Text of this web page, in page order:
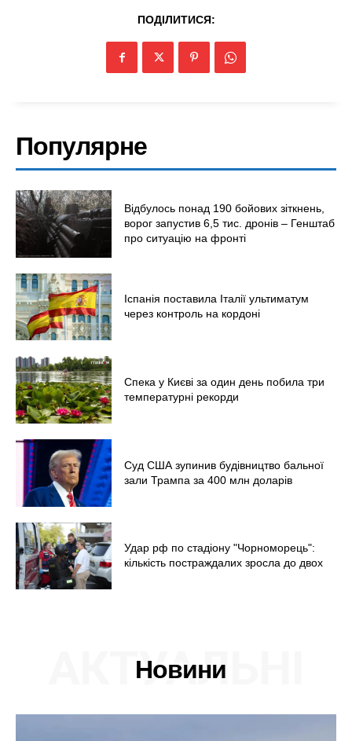
Війна
ПОДІЛИТИСЯ:
Популярне
Відбулось понад 190 бойових зіткнень,
ворог запустив 6,5 тис. дронів – Генштаб
про ситуацію на фронті
Іспанія поставила Італії ультиматум
через контроль на кордоні
Спека у Києві за один день побила три
температурні рекорди
Суд США зупинив будівництво бальної
зали Трампа за 400 млн доларів
Удар рф по стадіону "Чорноморець":
кількість постраждалих зросла до двох
Новини
АКТУАЛЬНІ